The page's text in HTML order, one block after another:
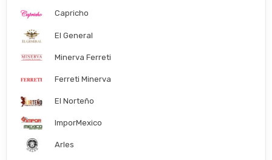
Capricho
El General
Minerva Ferreti
Ferreti Minerva
El Norteño
ImporMexico
Arles